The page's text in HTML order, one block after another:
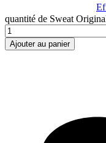
quantité de Sweat
Ajouter au panier